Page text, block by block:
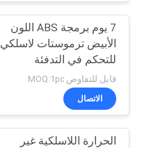
7 يوم برمجة ABS اللون
الأبيض ترموستات لاسلكي
للتحكم في التدفئة
قابل للتفاوض MOQ:1pc
الاتصال
الحرارة اللاسلكية غير